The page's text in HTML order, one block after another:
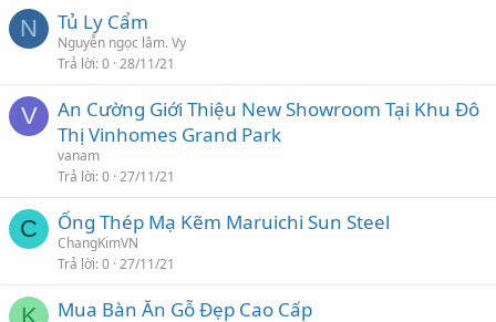
N Tủ Ly Cẩm
Nguyễn ngọc lâm. Vy
Trả lời 0 28/11/21
V
An Cường Giới Thiệu New Showroom Tại Khu Đô
Thị Vinhomes Grand Park
vanam
Trả lời 0 27/11/21
C Ống Thép Mạ Kẽm Maruichi Sun Steel
ChangKimVN
Trả lời 0 27/11/21
K Mua Bàn Ăn Gỗ Đẹp Cao Cấp